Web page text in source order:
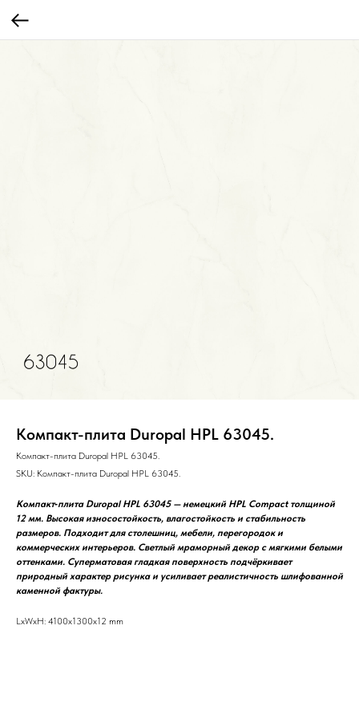
Компакт-плита Duropal HPL 63045.
Компакт-плита Duropal HPL 63045.
SKU: Компакт-плита Duropal HPL 63045.
Компакт‑плита Duropal HPL 63045 — немецкий HPL Compact толщиной
12 мм. Высокая износостойкость, влагостойкость и стабильность
размеров. Подходит для столешниц, мебели, перегородок и
коммерческих интерьеров. Светлый мраморный декор с мягкими белыми
оттенками. Суперматовая гладкая поверхность подчёркивает
природный характер рисунка и усиливает реалистичность шлифованной
каменной фактуры.
LxWxH: 4100x1300x12 mm